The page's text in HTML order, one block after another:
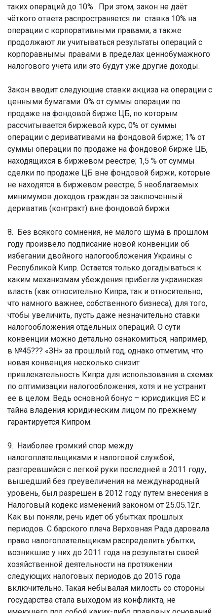
таких операций до 10% . При этом, закон не даёт
чёткого ответа распространяется ли ставка 10% на
операции с корпоративными правами, а также
продолжают ли учитываться результаты операций с
корпоравнымы правами в пределах ценнобумажного
налогового учета или это будут уже другие доходы.
Закон вводит следующие ставки акциза на операции с
ценными бумагами: 0% от суммы операции по
продаже на фондовой бирже ЦБ, по которым
рассчитывается биржевой курс, 0% от суммы
операции с деривативами на фондовой бирже; 1% от
суммы операции по продаже на фондовой бирже ЦБ,
находящихся в биржевом реестре; 1,5 % от суммы
сделки по продаже ЦБ вне фондовой биржи, которые
не находятся в биржевом реестре; 5 необлагаемых
минимумов доходов граждан за заключенный
дериватив (контракт) вне фондовой биржи.
8. Без всякого сомнения, не малого шума в прошлом
году произвело подписание новой конвенции об
избегании двойного налогообложения Украины с
Республикой Кипр. Остается только догадываться к
каким механизмам убеждения прибегла украинская
власть (как относительно Кипра, так и относительно,
что намного важнее, собственного бизнеса), для того,
чтобы увеличить, пусть даже незначительно ставки
налогообложения отдельных операций. О сути
конвенции можно детально ознакомиться, например,
в №45??? «ЗН» за прошлый год, однако отметим, что
новая конвенция несколько снизит
привлекательность Кипра для использования в схемах
по оптимизации налогообложения, хотя и не устранит
ее в целом. Ведь основной бонус – юрисдикция ЕС и
тайна владения юридическим лицом по прежнему
гарантируется Кипром.
9. Наиболее громкий спор между
налогоплательщиками и налоговой службой,
разгоревшийся с легкой руки последней в 2011 году,
вышедший без преувеличения на международный
уровень, был разрешен в 2012 году путем внесения в
Налоговый кодекс изменений законом от 25.05.12г.
Как вы поняли, речь идет об убытках прошлых
периодов. С барского плеча Верховная Рада даровала
право налогоплательщикам распределить убытки,
возникшие у них до 2011 года на результаты своей
хозяйственной деятельности на протяжении
следующих налоговых периодов до 2015 года
включительно. Такая небывалая милость со стороны
государства стала выходом из конфликта, не